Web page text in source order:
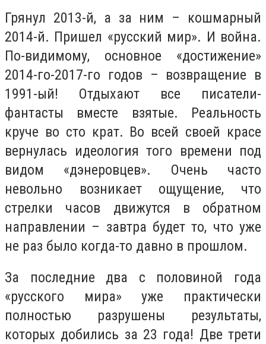
Грянул 2013-й, а за ним – кошмарный
2014-й. Пришел «русский мир». И война.
По-видимому, основное «достижение»
2014-го-2017-го годов – возвращение в
1991-ый! Отдыхают все писатели-
фантасты вместе взятые. Реальность
круче во сто крат. Во всей своей красе
вернулась идеология того времени под
видом «дэнеровцев». Очень часто
невольно возникает ощущение, что
стрелки часов движутся в обратном
направлении – завтра будет то, что уже
не раз было когда-то давно в прошлом.
За последние два с половиной года
«русского мира» уже практически
полностью разрушены результаты,
которых добились за 23 года! Две трети